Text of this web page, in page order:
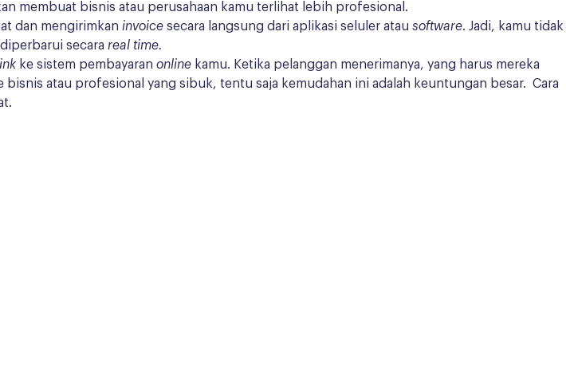
membuat bisnis atau perusahaan kamu terlihat lebih profesional.
dan mengirimkan invoice secara langsung dari aplikasi seluler atau software. Jadi, kamu tidak
secara real time.
ke sistem pembayaran online kamu. Ketika pelanggan menerimanya, yang harus mereka
atau profesional yang sibuk, tentu saja kemudahan ini adalah keuntungan besar. Cara